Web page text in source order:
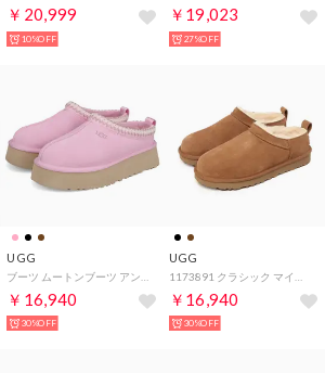
￥20,999
10%OFF
￥19,023
27%OFF
UGG
ブーツ ムートンブーツ アンクル タズ II レディース TAZZ II ブラック チェスナット ベージュ ライトベージュ 黒 1174471 （PINK DIAMOND）
￥16,940
30%OFF
UGG
1173891 クラシック マイクロ スリッポン （チェスナット）
￥16,940
30%OFF